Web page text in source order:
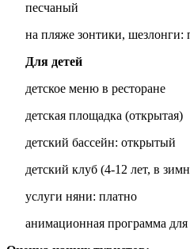
песчаный
на пляже зонтики, шезлонги:
Для детей
детское меню в ресторане
детская площадка (открытая)
детский бассейн: открытый
детский клуб (4-12 лет, в
услуги няни: платно
анимационная программа для